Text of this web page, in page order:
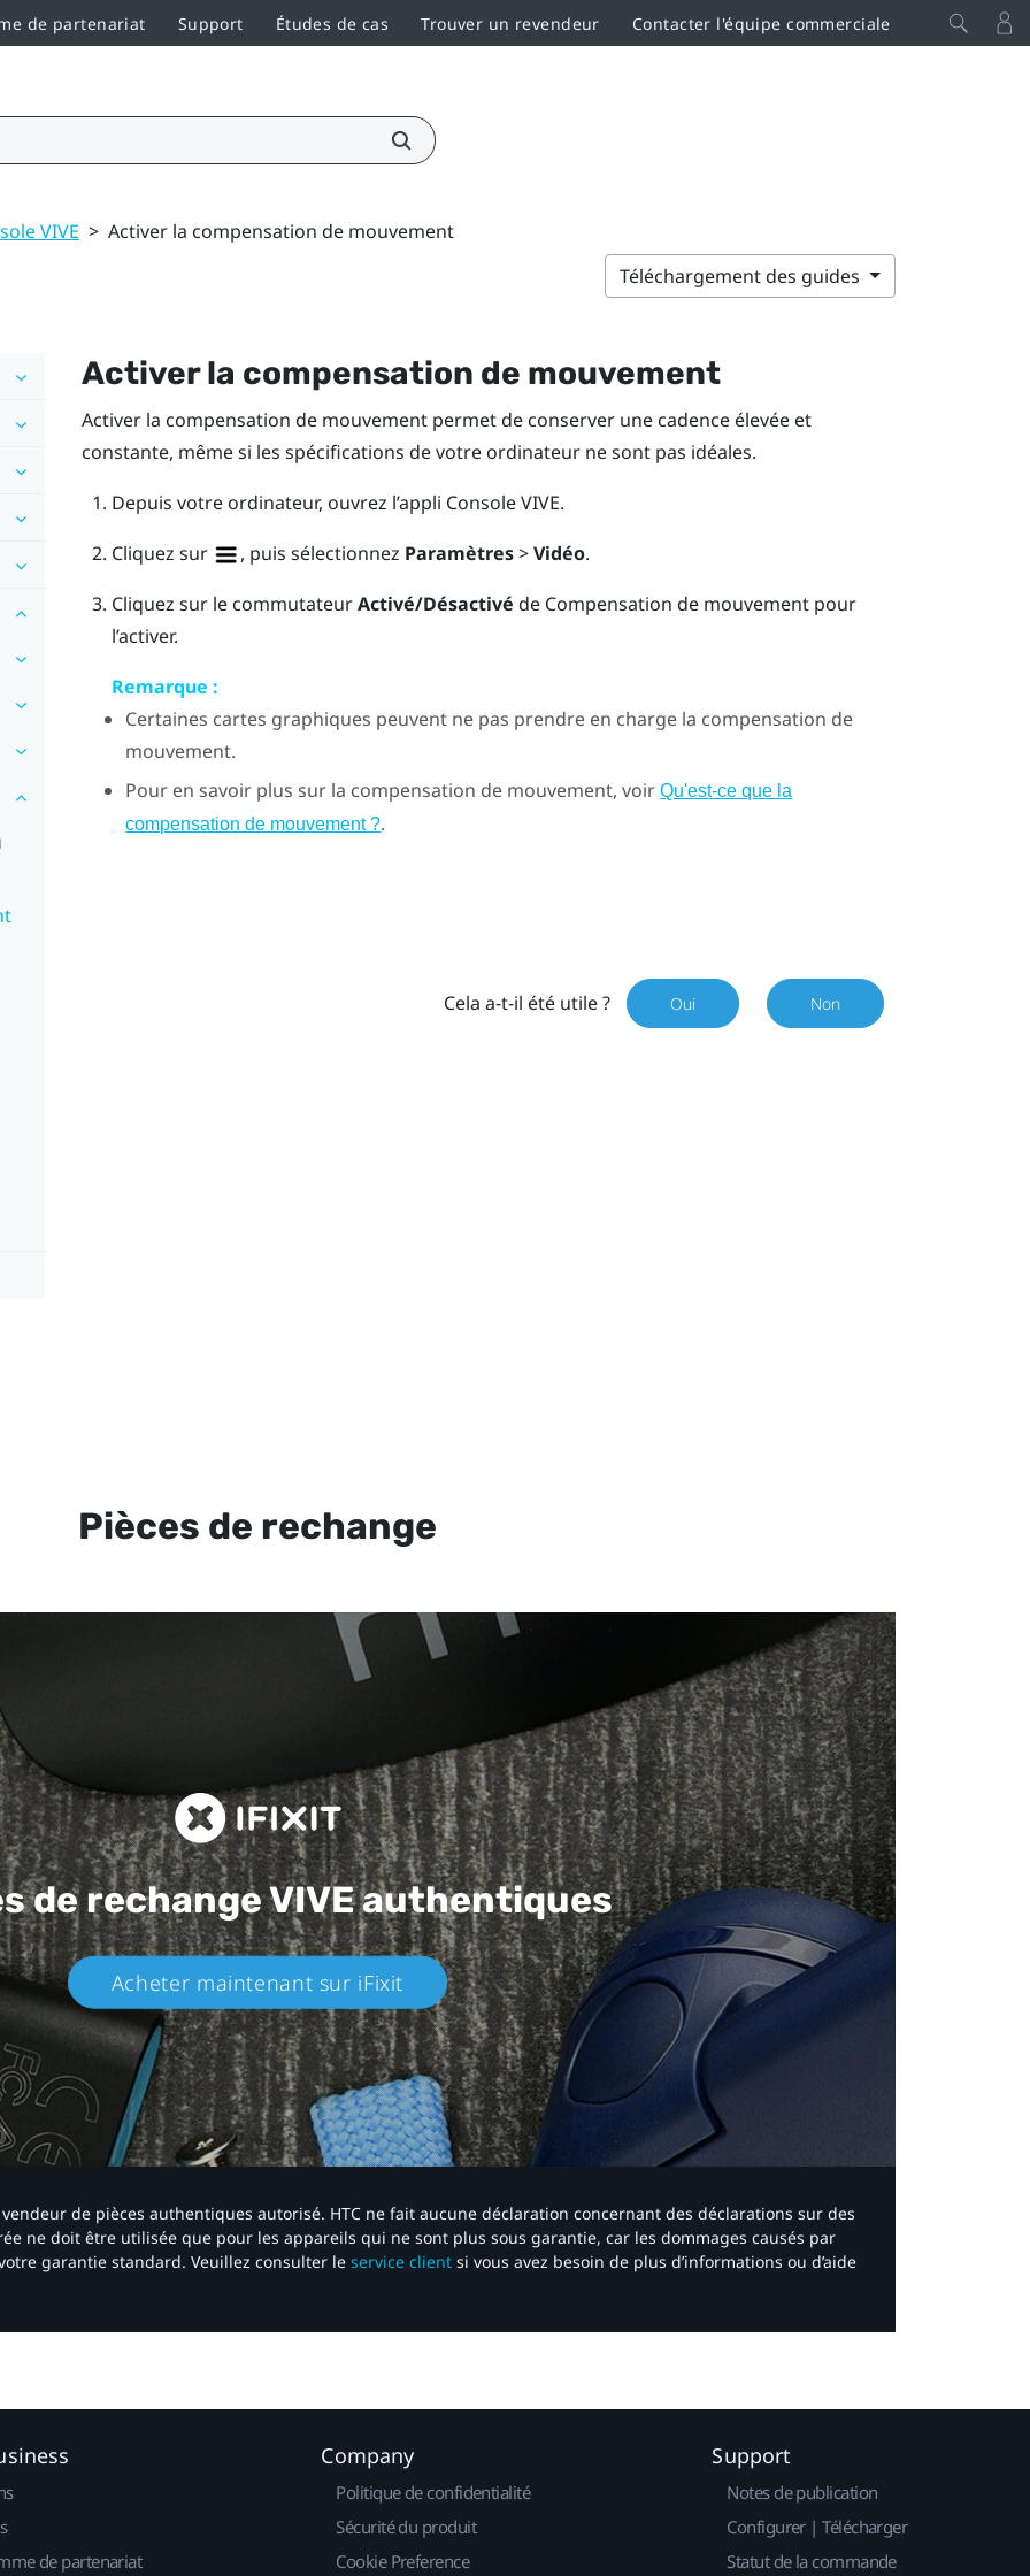
de partenariat Support Études de cas Trouver un revendeur Contacter l'équipe commerciale
VIVE > Activer la compensation de mouvement
Téléchargement des guides
Activer la compensation de mouvement
Activer la compensation de mouvement permet de conserver une cadence élevée et
constante, même si les spécifications de votre ordinateur ne sont pas idéales.
Depuis votre ordinateur, ouvrez l’appli Console VIVE.
Cliquez sur
, puis sélectionnez Paramètres>Vidéo.
Cliquez sur le commutateurActivé/Désactivé de Compensation de mouvement pour
l’activer.
Remarque :
Certaines cartes graphiques peuvent ne pas prendre en charge la compensation de
mouvement.
Pour en savoir plus sur la compensation de mouvement, voirQu'est-ce que la
compensation de mouvement ?.
Cela a-t-il été utile ? Oui Non
Pièces de rechange
de rechangeVIVE authentiques​
Acheter maintenant sur iFixit​
de pièces authentiques autorisé. HTC ne fait aucune déclaration concernant des déclarations sur des
ne doit être utilisée que pour les appareils qui ne sont plus sous garantie, car les dommages causés par
garantie standard. Veuillez consulter le service client si vous avez besoin de plus d’informations ou d’aide
de partenariat
Company
Politique de confidentialité
Sécurité du produit
Cookie Preference
Support
Notes de publication
Configurer | Télécharger
Statut de la commande